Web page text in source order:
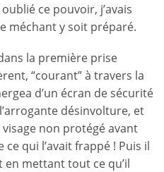
ce pouvoir, j’avais
méchant y soit préparé.
la première prise
“courant” à travers la
d’un écran de sécurité
désinvolture, et
non protégé avant
qui l’avait frappé ! Puis il
mettant tout ce qu’il